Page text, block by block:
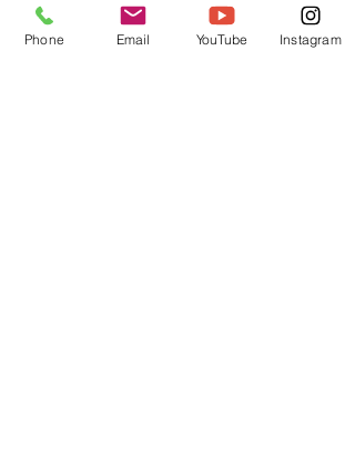
Tickets
Phone Email YouTube Instagram